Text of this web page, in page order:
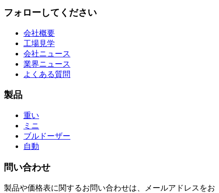
フォローしてください
会社概要
工場見学
会社ニュース
業界ニュース
よくある質問
製品
重い
ミニ
ブルドーザー
自動
問い合わせ
製品や価格表に関するお問い合わせは、メールアドレスをお